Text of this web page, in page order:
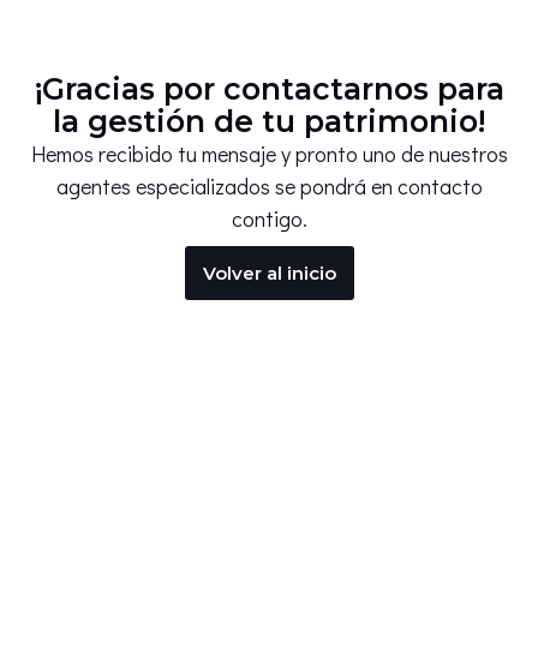
¡Gracias por contactarnos para
la gestión de tu patrimonio!
Hemos recibido tu mensaje y pronto uno de nuestros
agentes especializados se pondrá en contacto
contigo.
Volver al inicio